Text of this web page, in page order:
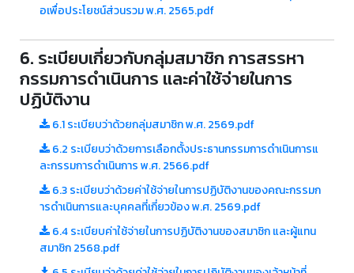
อเพื่อประโยชน์ส่วนรวม พ.ศ. 2565.pdf
6. ระเบียบเกี่ยวกับกลุ่มสมาชิก การสรรหา
กรรมการดำเนินการ และค่าใช้จ่ายในการ
ปฏิบัติงาน
6.1 ระเบียบว่าด้วยกลุ่มสมาชิก พ.ศ. 2569.pdf
6.2 ระเบียบว่าด้วยการเลือกตั้งประธานกรรมการดำเนินการแ
ละกรรมการดำเนินการ พ.ศ. 2566.pdf
6.3 ระเบียบว่าด้วยค่าใช้จ่ายในการปฏิบัติงานของคณะกรรมก
ารดำเนินการและบุคคลที่เกี่ยวข้อง พ.ศ. 2569.pdf
6.4 ระเบียบค่าใช้จ่ายในการปฏิบัติงานของสมาชิก และผู้แทน
สมาชิก 2568.pdf